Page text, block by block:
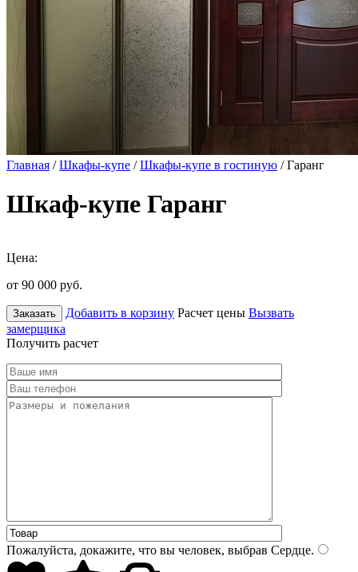
Главная /Шкафы-купе /Шкафы-купе в гостиную / Гаранг
Шкаф-купе Гаранг
Цена:
от 90 000 руб.
Заказать Добавить в корзину Расчет цены Вызвать
замерщика
Получить расчет
Пожалуйста, докажите, что вы человек, выбрав Сердце.